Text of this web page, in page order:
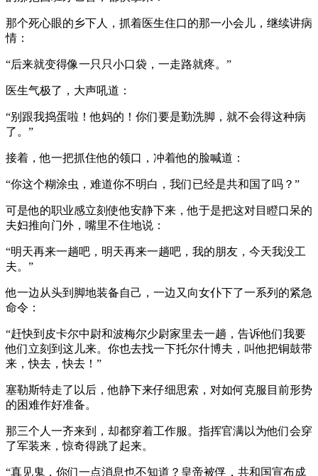
那个死心眼的乡下人，抓着医生住口的那一小会儿，继续讲病
情：
“后来就变得像一只只小口袋，一走路就疼。”
医生气极了，大声吼道：
“别跟我捣蛋啦！他妈的！你们要是勤洗脚，就不会得这种病
了。”
接着，他一把抓住他的领口，冲着他的脸喊道：
“你这个糊涂虫，难道你不明白，我们已经是共和国了吗？”
可是他的职业感立刻使他安静下来，他于是把这对目瞪口呆的
夫妇推向门外，嘴里不住地说：
“明天再来一趟吧，明天再来一趟吧，我的朋友，今天我没工
夫。”
他一边从头到脚地装备自己，一边又向女仆下了一系列的紧急
命令：
“赶快到皮卡尔中尉和波梅尔少尉家里去一趟，告诉他们我要
他们立刻到这儿来。你也去找一下托尔什博夫，叫他把铜鼓带
来，快去，快去！”
塞勒斯特走了以后，他静下来仔细思索，对如何克服目前形势
的困难作好准备。
那三个人一齐来到，却都穿着工作服。指挥官满以为他们会穿
了军装来，惊奇得跳了起来。
“真见鬼，你们一点消息也不知道？皇帝被俘，共和国宣布成